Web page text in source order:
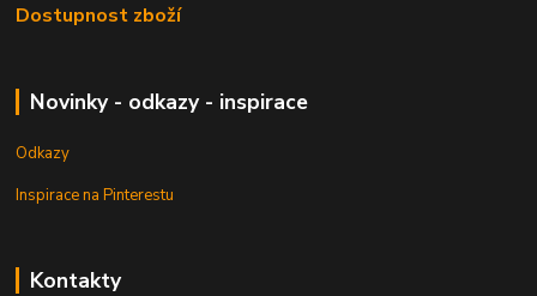
Dostupnost zboží
Novinky - odkazy - inspirace
Odkazy
Inspirace na Pinterestu
Kontakty